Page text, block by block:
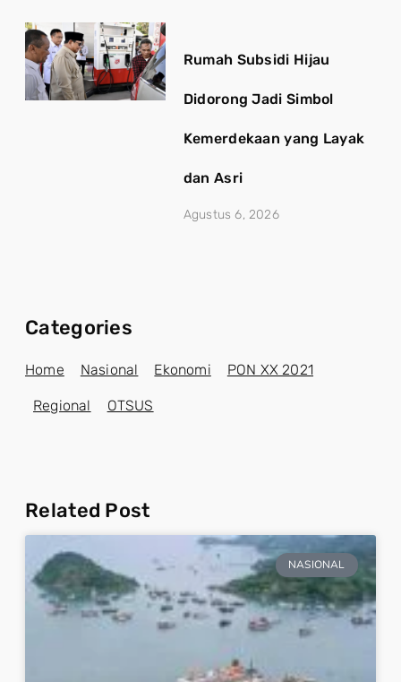
Rumah Subsidi Hijau
Didorong Jadi Simbol
Kemerdekaan yang Layak
dan Asri
Agustus 6, 2026
Categories
Home Nasional Ekonomi PON XX 2021
Regional OTSUS
Related Post
NASIONAL